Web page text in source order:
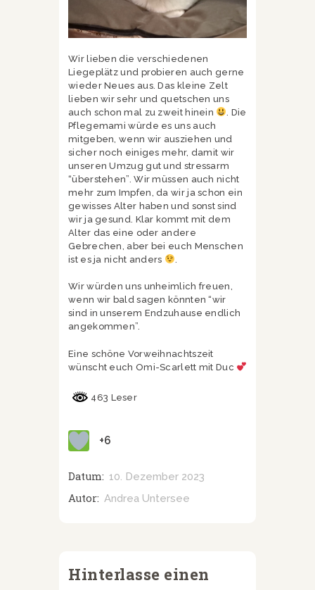
Wir lieben die verschiedenen
Liegeplätz und probieren auch gerne
wieder Neues aus. Das kleine Zelt
lieben wir sehr und quetschen uns
auch schon mal zu zweit hinein
. Die
Pflegemami würde es uns auch
mitgeben, wenn wir ausziehen und
sicher noch einiges mehr, damit wir
unseren Umzug gut und stressarm
“überstehen”. Wir müssen auch nicht
mehr zum Impfen, da wir ja schon ein
gewisses Alter haben und sonst sind
wir ja gesund. Klar kommt mit dem
Alter das eine oder andere
Gebrechen, aber bei euch Menschen
ist es ja nicht anders
Wir würden uns unheimlich freuen,
wenn wir bald sagen könnten “wir
sind in unserem Endzuhause endlich
angekommen”.
Eine schöne Vorweihnachtszeit
wünscht euch Omi-Scarlett mit Duc
463 Leser
+6
Datum: 10. Dezember 2023
Autor: Andrea Untersee
Hinterlasse einen